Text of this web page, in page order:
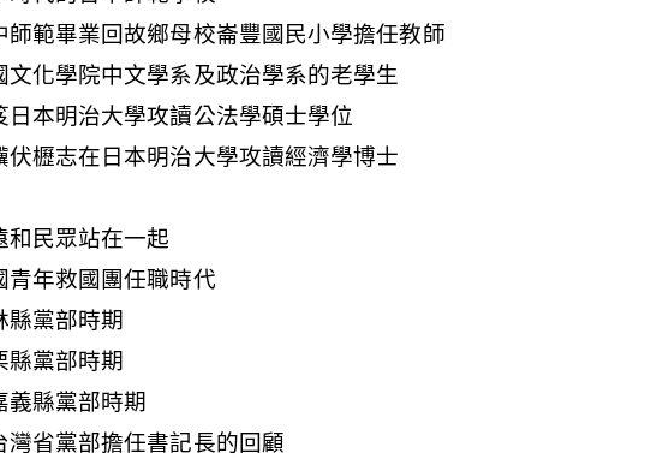
範畢業回故鄉母校崙豐國民小學擔任教師
化學院中文學系及政治學系的老學生
本明治大學攻讀公法學碩士學位
櫪志在日本明治大學攻讀經濟學博士
民眾站在一起
年救國團任職時代
黨部時期
黨部時期
縣黨部時期
省黨部擔任書記長的回顧